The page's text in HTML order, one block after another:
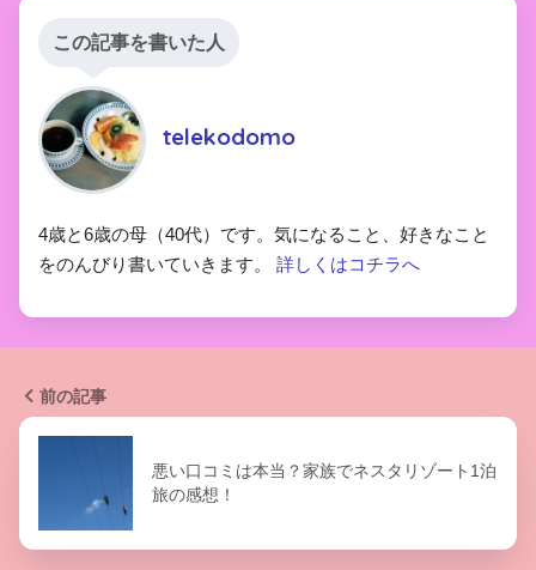
この記事を書いた人
telekodomo
4歳と6歳の母（40代）です。気になること、好きなこと
をのんびり書いていきます。 詳しくはコチラへ
前の記事
悪い口コミは本当？家族でネスタリゾート1泊
旅の感想！